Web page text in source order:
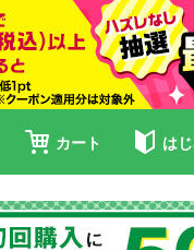
カート は